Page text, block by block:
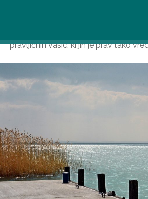
pravljičnih vasic, ki jih je prav tako